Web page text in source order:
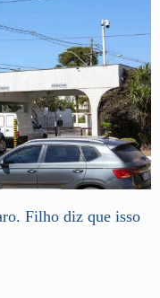
Filho diz que isso